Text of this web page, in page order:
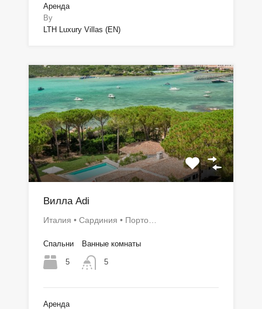
Аренда
By
LTH Luxury Villas (EN)
Вилла Adi
Италия • Сардиния • Порто…
Спальни
5
Ванные комнаты
5
Аренда